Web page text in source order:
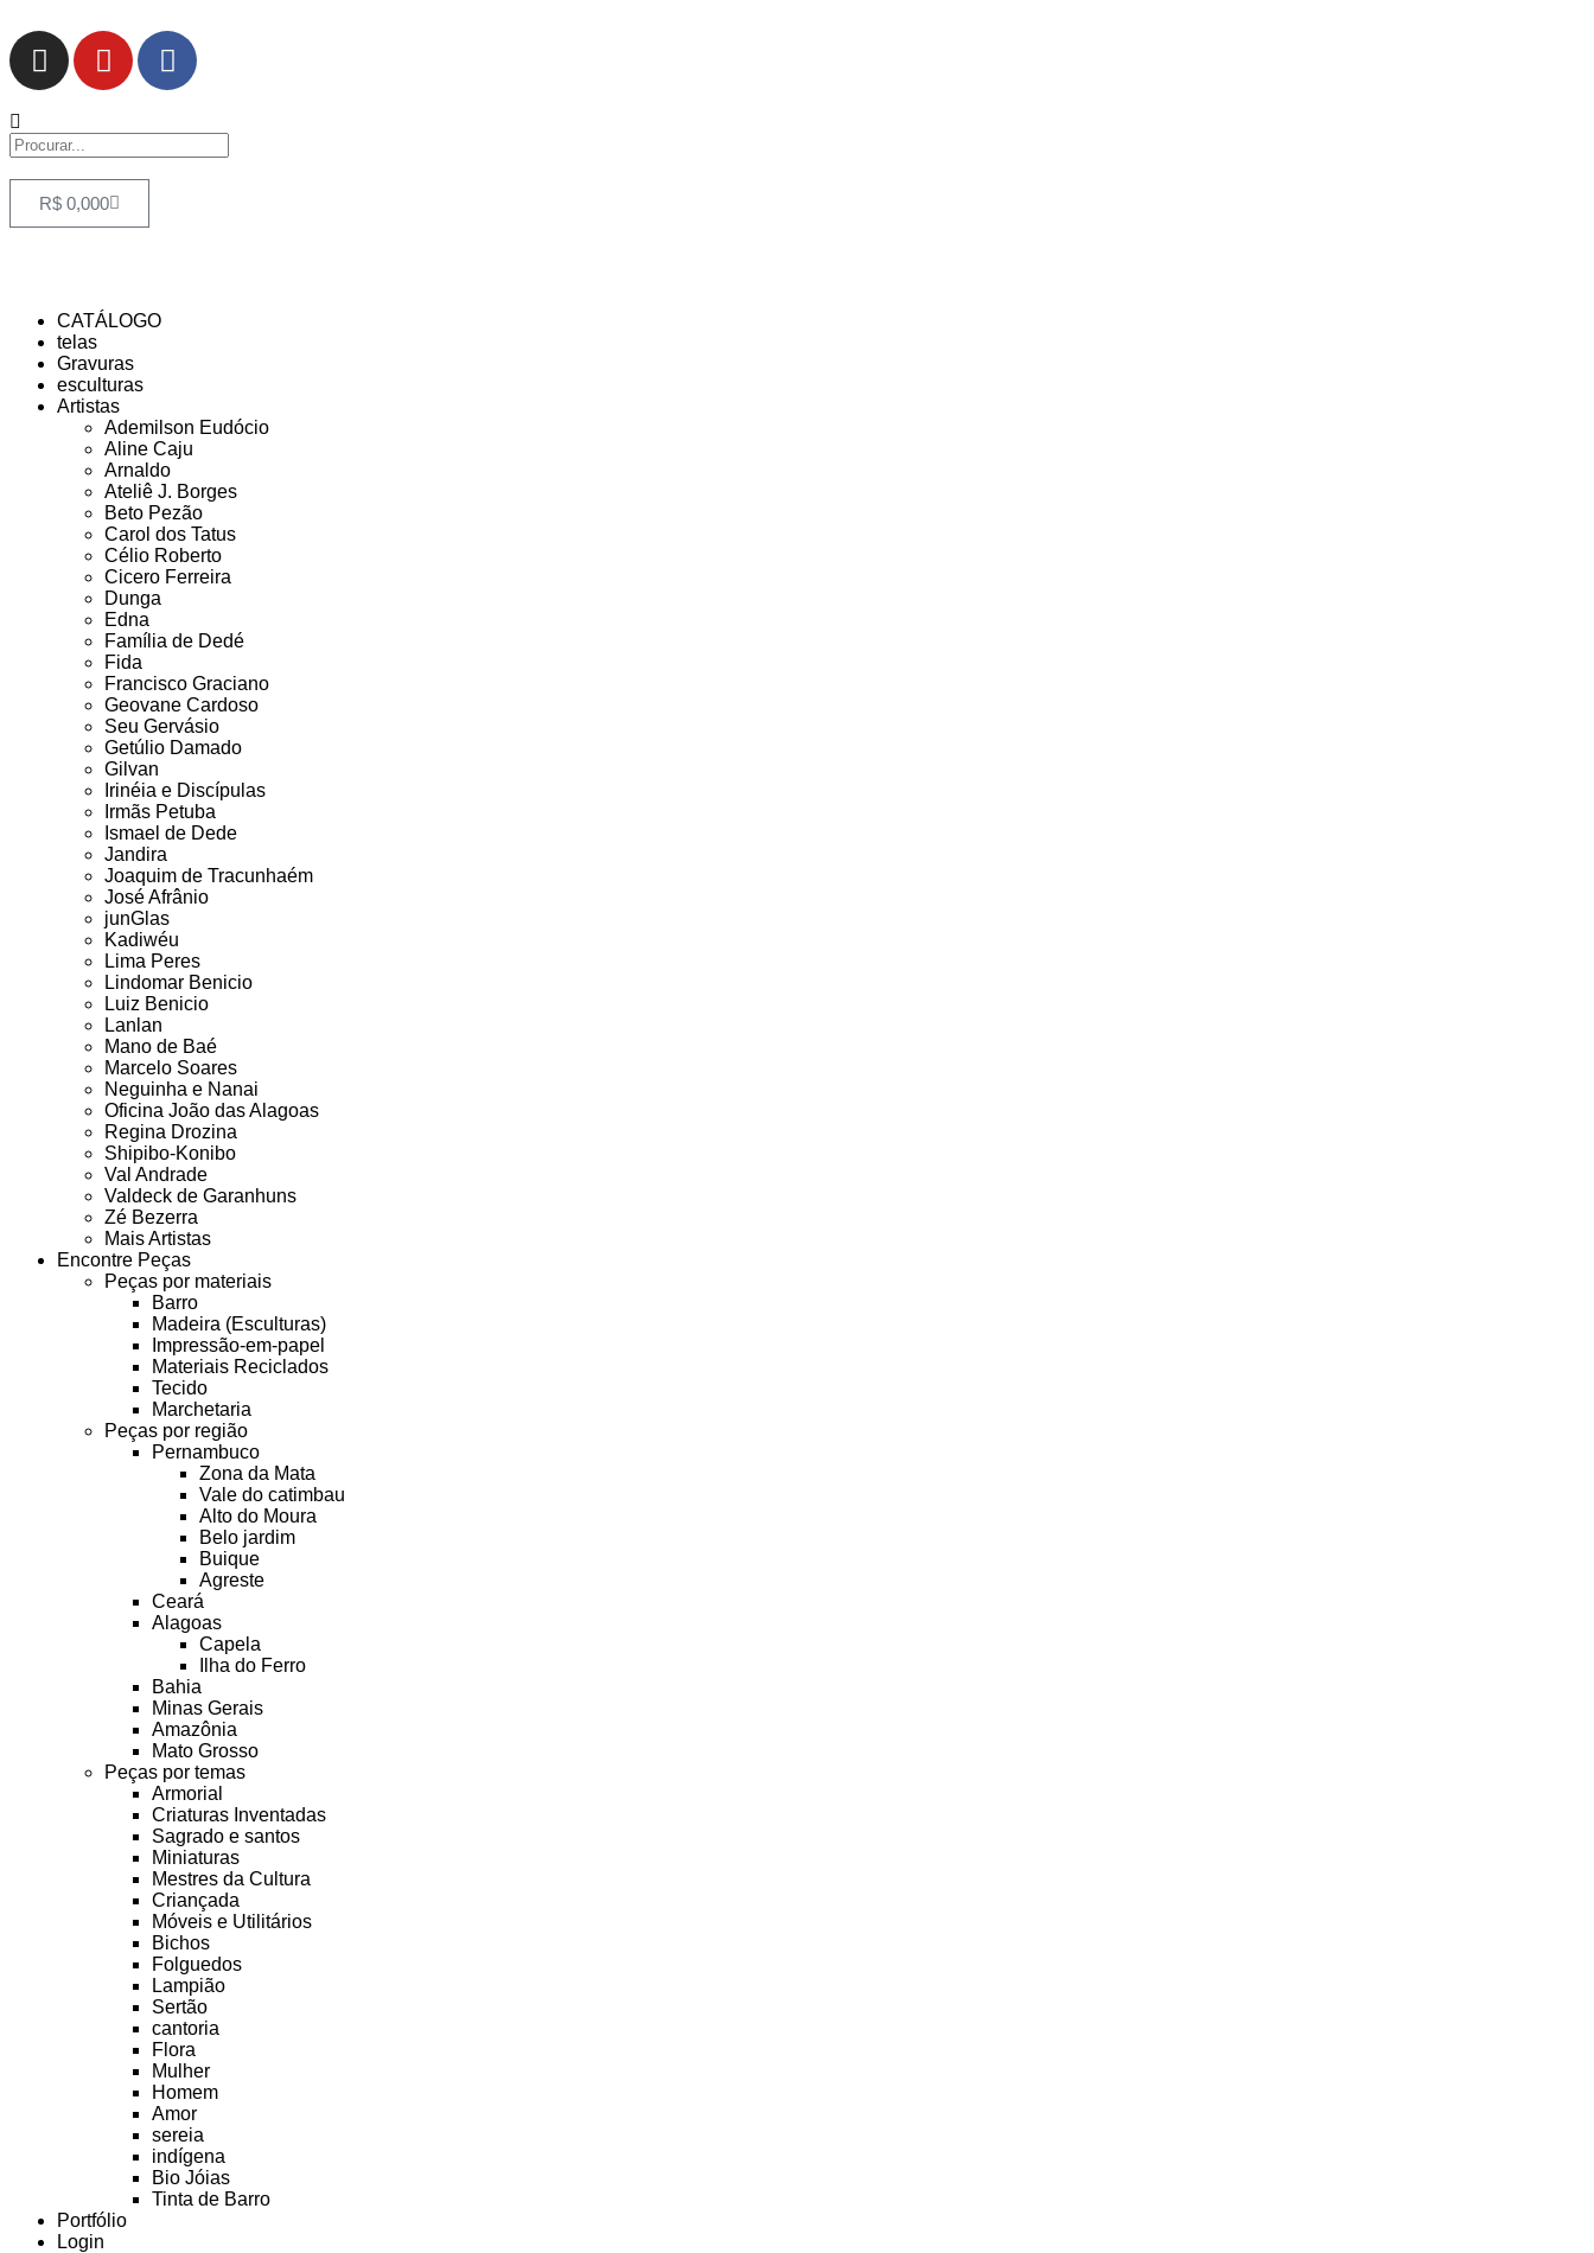
R$ 0,000
CATÁLOGO
telas
Gravuras
esculturas
Artistas
Ademilson Eudócio
Aline Caju
Arnaldo
Ateliê J. Borges
Beto Pezão
Carol dos Tatus
Célio Roberto
Cicero Ferreira
Dunga
Edna
Família de Dedé
Fida
Francisco Graciano
Geovane Cardoso
Seu Gervásio
Getúlio Damado
Gilvan
Irinéia e Discípulas
Irmãs Petuba
Ismael de Dede
Jandira
Joaquim de Tracunhaém
José Afrânio
junGlas
Kadiwéu
Lima Peres
Lindomar Benicio
Luiz Benicio
Lanlan
Mano de Baé
Marcelo Soares
Neguinha e Nanai
Oficina João das Alagoas
Regina Drozina
Shipibo-Konibo
Val Andrade
Valdeck de Garanhuns
Zé Bezerra
Mais Artistas
Encontre Peças
Peças por materiais
Barro
Madeira (Esculturas)
Impressão-em-papel
Materiais Reciclados
Tecido
Marchetaria
Peças por região
Pernambuco
Zona da Mata
Vale do catimbau
Alto do Moura
Belo jardim
Buique
Agreste
Ceará
Alagoas
Capela
Ilha do Ferro
Bahia
Minas Gerais
Amazônia
Mato Grosso
Peças por temas
Armorial
Criaturas Inventadas
Sagrado e santos
Miniaturas
Mestres da Cultura
Criançada
Móveis e Utilitários
Bichos
Folguedos
Lampião
Sertão
cantoria
Flora
Mulher
Homem
Amor
sereia
indígena
Bio Jóias
Tinta de Barro
Portfólio
Login